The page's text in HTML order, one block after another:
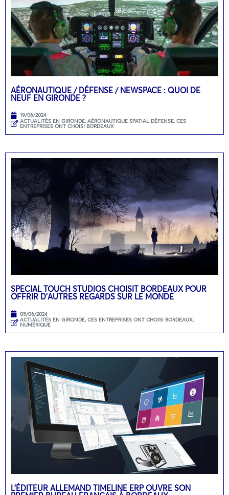
AÉRONAUTIQUE / DÉFENSE / NEWSPACE : QUOI DE
NEUF EN GIRONDE ?
19/06/2024
ACTUALITÉS EN GIRONDE, AÉRONAUTIQUE SPATIAL DÉFENSE, CES
ENTREPRISES ONT CHOISI BORDEAUX
SPECIAL TOUCH STUDIOS CHOISIT BORDEAUX POUR
OFFRIR D’AUTRES REGARDS SUR LE MONDE
05/06/2024
ACTUALITÉS EN GIRONDE, CES ENTREPRISES ONT CHOISI BORDEAUX,
NUMÉRIQUE
L’ÉDITEUR ALLEMAND TIMELINE ERP OUVRE SON